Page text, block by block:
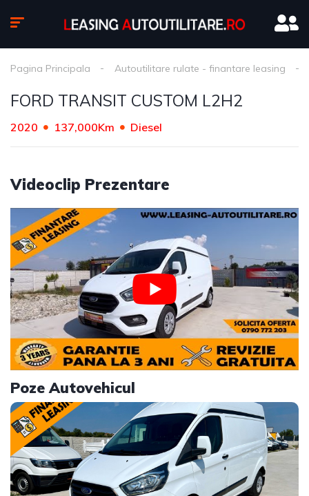
Pagina Principala Autoutilitare rulate - finantare leasing
FORD TRANSIT CUSTOM L2H2
2020 137,000Km Diesel
Videoclip Prezentare
Poze Autovehicul